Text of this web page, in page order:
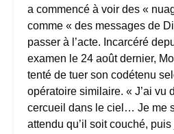
a commencé à voir des «
comme « des messages de
passer à l’acte. Incarcéré
examen le 24 août dernier,
tenté de tuer son codétenu
opératoire similaire. « J’ai vu
cercueil dans le ciel… Je me
attendu qu’il soit couché,